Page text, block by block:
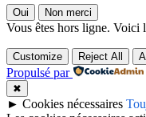
Oui Non merci
Vous êtes hors ligne. Voici
Customize Reject All
Propulsé par
✖
► Cookies nécessaires